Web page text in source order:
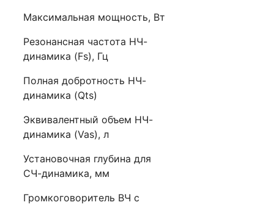
Максимальная мощность, Вт
Резонансная частота НЧ-
динамика (Fs), Гц
Полная добротность НЧ-
динамика (Qts)
Эквивалентный объем НЧ-
динамика (Vas), л
Установочная глубина для
СЧ-динамика, мм
Громкоговоритель ВЧ с